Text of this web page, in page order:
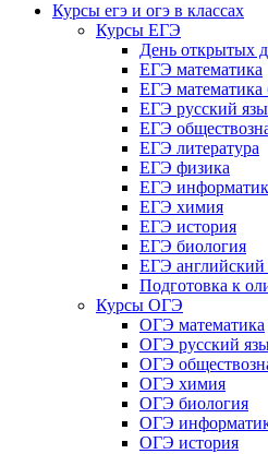
Курсы егэ и огэ в классах
Курсы ЕГЭ
День открытых
ЕГЭ математика
ЕГЭ математика
ЕГЭ русский
ЕГЭ
ЕГЭ литература
ЕГЭ физика
ЕГЭ
ЕГЭ химия
ЕГЭ история
ЕГЭ биология
ЕГЭ английский
Подготовка к
Курсы ОГЭ
ОГЭ математика
ОГЭ русский
ОГЭ
ОГЭ химия
ОГЭ биология
ОГЭ
ОГЭ история